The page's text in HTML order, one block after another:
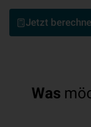
Jetzt
Was